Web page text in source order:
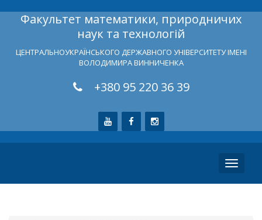
Факультет математики, природничих
наук та технологій
ЦЕНТРАЛЬНОУКРАЇНСЬКОГО ДЕРЖАВНОГО УНІВЕРСИТЕТУ ІМЕНІ
ВОЛОДИМИРА ВИННИЧЕНКА
+380 95 220 36 39
Toggle